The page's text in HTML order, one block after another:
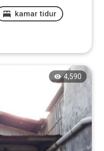
kamar tidur
4,590